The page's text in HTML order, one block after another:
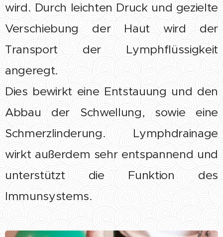
wird. Durch leichten Druck und gezielte
Verschiebung der Haut wird der
Transport der Lymphflüssigkeit
angeregt.
Dies bewirkt eine Entstauung und den
Abbau der Schwellung, sowie eine
Schmerzlinderung. Lymphdrainage
wirkt außerdem sehr entspannend und
unterstützt die Funktion des
Immunsystems.